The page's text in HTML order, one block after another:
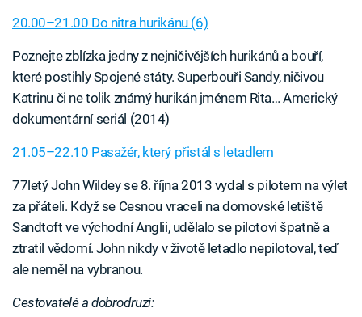
20.00–21.00 Do nitra hurikánu (6)
Poznejte zblízka jedny z nejničivějších hurikánů a bouří,
které postihly Spojené státy. Superbouři Sandy, ničivou
Katrinu či ne tolik známý hurikán jménem Rita… Americký
dokumentární seriál (2014)
21.05–22.10 Pasažér, který přistál s letadlem
77letý John Wildey se 8. října 2013 vydal s pilotem na výlet
za přáteli. Když se Cesnou vraceli na domovské letiště
Sandtoft ve východní Anglii, udělalo se pilotovi špatně a
ztratil vědomí. John nikdy v životě letadlo nepilotoval, teď
ale neměl na vybranou.
Cestovatelé a dobrodruzi: